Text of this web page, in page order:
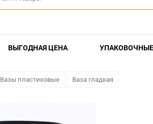
ВЫГОДНАЯ ЦЕНА
Вазы пластиковые Ваза гладкая